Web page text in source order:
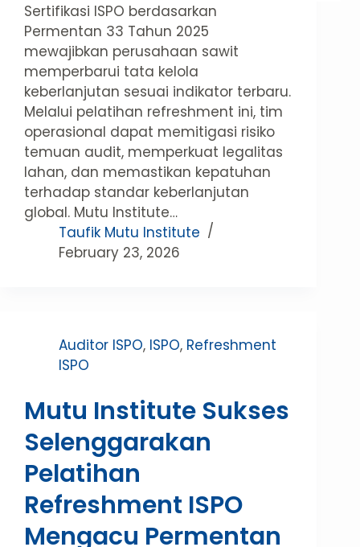
Sertifikasi ISPO berdasarkan
Permentan 33 Tahun 2025
mewajibkan perusahaan sawit
memperbarui tata kelola
keberlanjutan sesuai indikator terbaru.
Melalui pelatihan refreshment ini, tim
operasional dapat memitigasi risiko
temuan audit, memperkuat legalitas
lahan, dan memastikan kepatuhan
terhadap standar keberlanjutan
global. Mutu Institute…
Taufik Mutu Institute
February 23, 2026
Auditor ISPO, ISPO, Refreshment
ISPO
Mutu Institute Sukses
Selenggarakan
Pelatihan
Refreshment ISPO
Mengacu Permentan